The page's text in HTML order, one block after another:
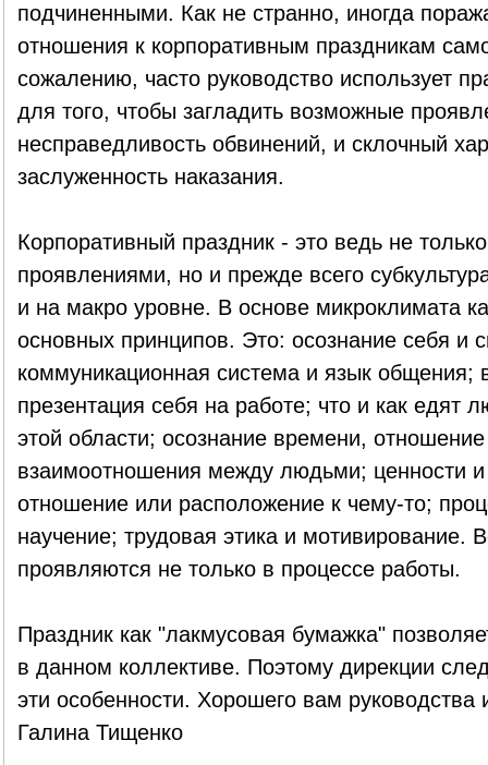
подчиненными. Как не странно, иногда
отношения к корпоративным праздникам
сожалению, часто руководство использует
для того, чтобы загладить возможные
несправедливость обвинений, и склочный
заслуженность наказания.
Корпоративный праздник - это ведь не
проявлениями, но и прежде всего
и на макро уровне. В основе микроклимата
основных принципов. Это: осознание себя и
коммуникационная система и язык
презентация себя на работе; что и как едят
этой области; осознание времени,
взаимоотношения между людьми; ценности
отношение или расположение к чему-то;
научение; трудовая этика и мотивирование.
проявляются не только в процессе работы.
Праздник как "лакмусовая бумажка"
в данном коллективе. Поэтому дирекции
эти особенности. Хорошего вам руководства
Галина Тищенко